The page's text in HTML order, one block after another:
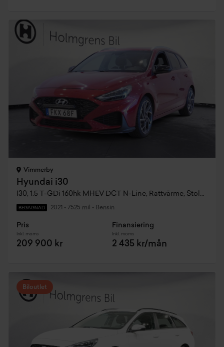
Vimmerby
Hyundai i30
I30, 1.5 T-GDi 160hk MHEV DCT N-Line, Rattvärme, Stolsvärme, LED Ramp
BEGAGNAD 2021 • 7525 mil • Bensin
Pris
Inkl. moms
209 900 kr
Finansiering
Inkl. moms
2 435 kr/mån
Biloutlet